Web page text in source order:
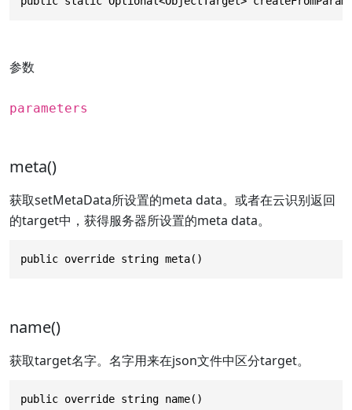
参数
parameters
meta()
获取setMetaData所设置的meta data。或者在云识别返回
的target中，获得服务器所设置的meta data。
public override string meta()
name()
获取target名字。名字用来在json文件中区分target。
public override string name()